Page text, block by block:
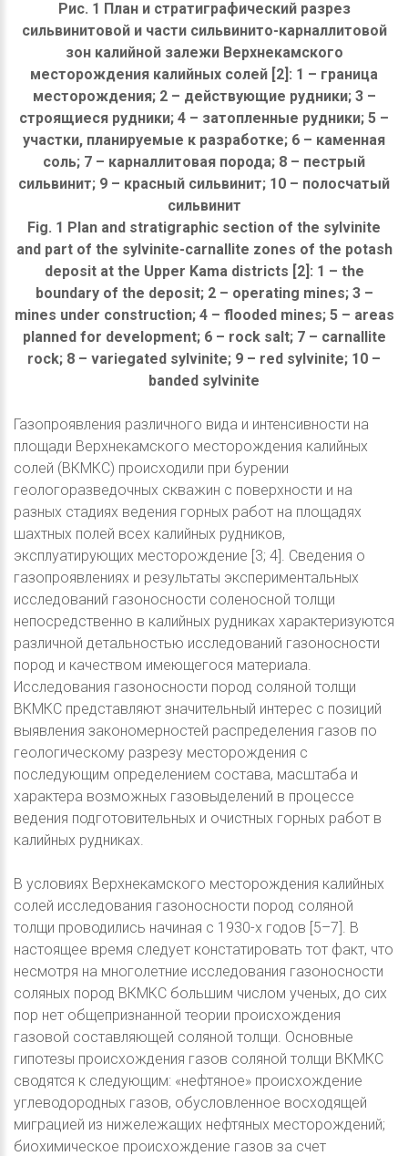
Рис. 1 План и стратиграфический разрез
сильвинитовой и части сильвинито-карналлитовой
зон калийной залежи Верхнекамского
месторождения калийных солей [2]: 1 – граница
месторождения; 2 – действующие рудники; 3 –
строящиеся рудники; 4 – затопленные рудники; 5 –
участки, планируемые к разработке; 6 – каменная
соль; 7 – карналлитовая порода; 8 – пестрый
сильвинит; 9 – красный сильвинит; 10 – полосчатый
сильвинит
Fig. 1 Plan and stratigraphic section of the sylvinite
and part of the sylvinite-carnallite zones of the potash
deposit at the Upper Kama districts [2]: 1 – the
boundary of the deposit; 2 – operating mines; 3 –
mines under construction; 4 – flooded mines; 5 – areas
planned for development; 6 – rock salt; 7 – carnallite
rock; 8 – variegated sylvinite; 9 – red sylvinite; 10 –
banded sylvinite
Газопроявления различного вида и интенсивности на
площади Верхнекамского месторождения калийных
солей (ВКМКС) происходили при бурении
геологоразведочных скважин с поверхности и на
разных стадиях ведения горных работ на площадях
шахтных полей всех калийных рудников,
эксплуатирующих месторождение [3; 4]. Сведения о
газопроявлениях и результаты экспериментальных
исследований газоносности соленосной толщи
непосредственно в калийных рудниках характеризуются
различной детальностью исследований газоносности
пород и качеством имеющегося материала.
Исследования газоносности пород соляной толщи
ВКМКС представляют значительный интерес с позиций
выявления закономерностей распределения газов по
геологическому разрезу месторождения с
последующим определением состава, масштаба и
характера возможных газовыделений в процессе
ведения подготовительных и очистных горных работ в
калийных рудниках.
В условиях Верхнекамского месторождения калийных
солей исследования газоносности пород соляной
толщи проводились начиная с 1930-х годов [5–7]. В
настоящее время следует констатировать тот факт, что
несмотря на многолетние исследования газоносности
соляных пород ВКМКС большим числом ученых, до сих
пор нет общепризнанной теории происхождения
газовой составляющей соляной толщи. Основные
гипотезы происхождения газов соляной толщи ВКМКС
сводятся к следующим: «нефтяное» происхождение
углеводородных газов, обусловленное восходящей
миграцией из нижележащих нефтяных месторождений;
биохимическое происхождение газов за счет